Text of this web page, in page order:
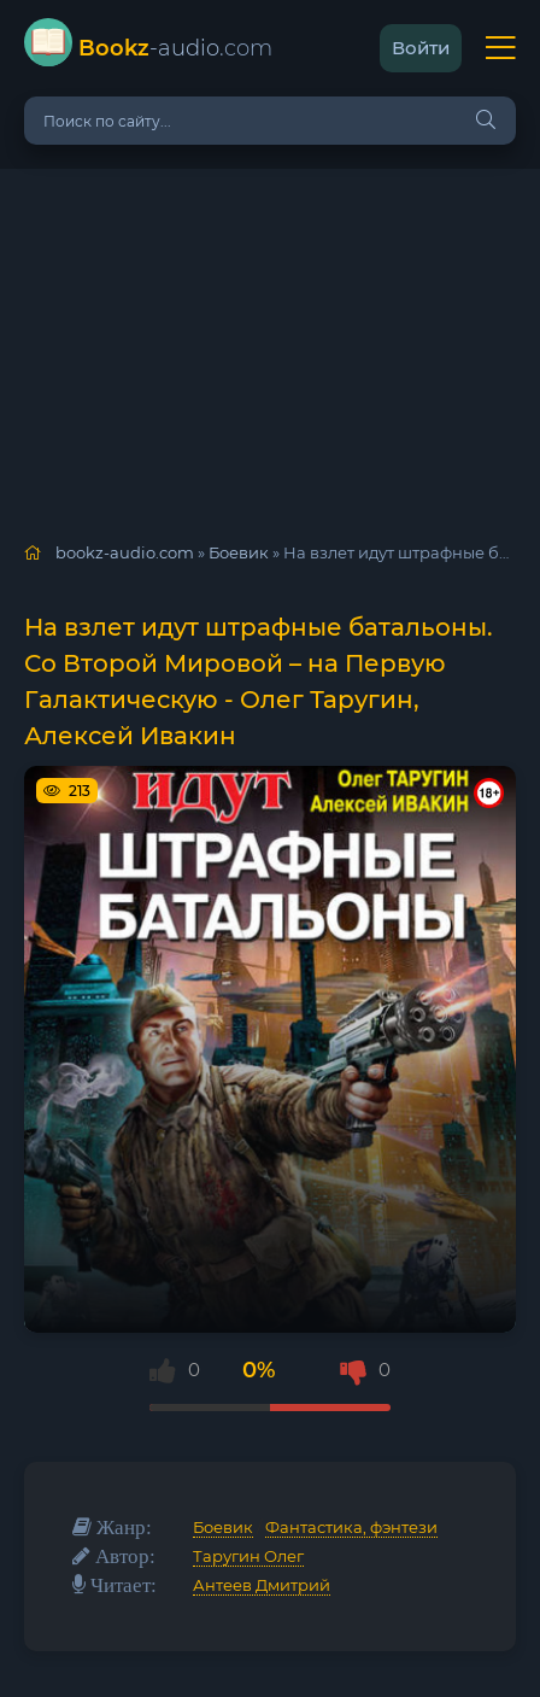
Bookz-audio.com Войти
bookz-audio.com » Боевик » На взлет идут штрафные батальоны. Со Второй Мировой – на Первую Галактическую - Олег Таругин, Алексей Ивакин
На взлет идут штрафные батальоны.
Со Второй Мировой – на Первую
Галактическую - Олег Таругин,
Алексей Ивакин
213
0 0% 0
Жанр: Боевик Фантастика, фэнтези
Автор: Таругин Олег
Читает: Антеев Дмитрий